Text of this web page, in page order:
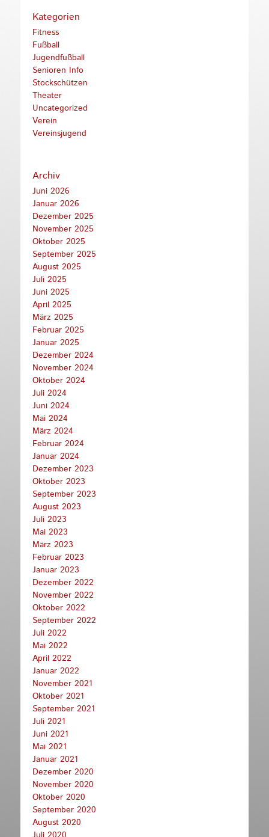
Kategorien
Fitness
Fußball
Jugendfußball
Senioren Info
Stockschützen
Theater
Uncategorized
Verein
Vereinsjugend
Archiv
Juni 2026
Januar 2026
Dezember 2025
November 2025
Oktober 2025
September 2025
August 2025
Juli 2025
Juni 2025
April 2025
März 2025
Februar 2025
Januar 2025
Dezember 2024
November 2024
Oktober 2024
Juli 2024
Juni 2024
Mai 2024
März 2024
Februar 2024
Januar 2024
Dezember 2023
Oktober 2023
September 2023
August 2023
Juli 2023
Mai 2023
März 2023
Februar 2023
Januar 2023
Dezember 2022
November 2022
Oktober 2022
September 2022
Juli 2022
Mai 2022
April 2022
Januar 2022
November 2021
Oktober 2021
September 2021
Juli 2021
Juni 2021
Mai 2021
Januar 2021
Dezember 2020
November 2020
Oktober 2020
September 2020
August 2020